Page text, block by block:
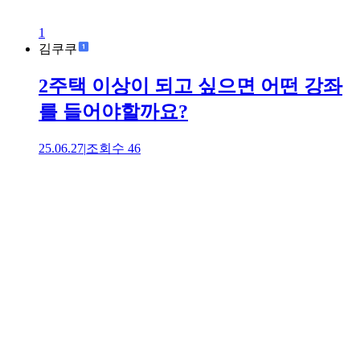
1
김쿠쿠
2주택 이상이 되고 싶으면 어떤 강좌
를 들어야할까요?
25.06.27|조회수 46